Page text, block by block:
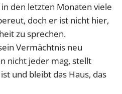
den letzten Monaten viele
doch er ist nicht hier,
zu sprechen.
Vermächtnis neu
nicht jeder mag, stellt
und bleibt das Haus, das